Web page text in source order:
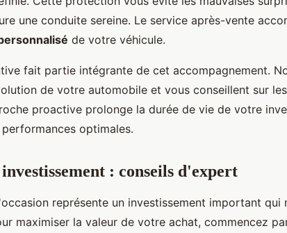
une conduite sereine. Le service après-vente
de votre véhicule.
fait partie intégrante de cet accompagnement.
de votre automobile et vous conseillent sur
proactive prolonge la durée de vie de votre
optimales.
: conseils d'expert
représente un investissement important qui
maximiser la valeur de votre achat, commencez